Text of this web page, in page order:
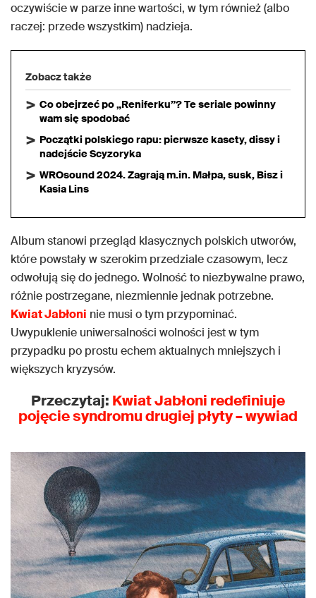
oczywiście w parze inne wartości, w tym również (albo
raczej: przede wszystkim) nadzieja.
Zobacz także
Co obejrzeć po „Reniferku”? Te seriale powinny
wam się spodobać
Początki polskiego rapu: pierwsze kasety, dissy i
nadejście Scyzoryka
WROsound 2024. Zagrają m.in. Małpa, susk, Bisz i
Kasia Lins
Album stanowi przegląd klasycznych polskich utworów,
które powstały w szerokim przedziale czasowym, lecz
odwołują się do jednego. Wolność to niezbywalne prawo,
różnie postrzegane, niezmiennie jednak potrzebne.
Kwiat Jabłoni nie musi o tym przypominać.
Uwypuklenie uniwersalności wolności jest w tym
przypadku po prostu echem aktualnych mniejszych i
większych kryzysów.
Przeczytaj: Kwiat Jabłoni redefiniuje
pojęcie syndromu drugiej płyty – wywiad